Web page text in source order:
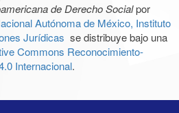
de Derecho Socialpor
Autónoma de México, Instituto
Jurídicas se distribuye bajo una
Commons Reconocimiento-
Internacional.